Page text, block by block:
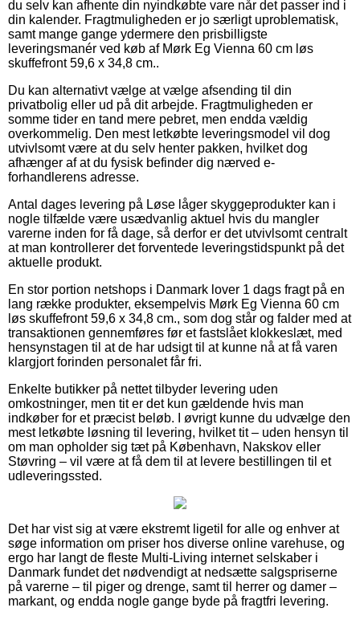
du selv kan afhente din nyindkøbte vare når det passer ind i
din kalender. Fragtmuligheden er jo særligt uproblematisk,
samt mange gange ydermere den prisbilligste
leveringsmanér ved køb af Mørk Eg Vienna 60 cm løs
skuffefront 59,6 x 34,8 cm..
Du kan alternativt vælge at vælge afsending til din
privatbolig eller ud på dit arbejde. Fragtmuligheden er
somme tider en tand mere pebret, men endda vældig
overkommelig. Den mest letkøbte leveringsmodel vil dog
utvivlsomt være at du selv henter pakken, hvilket dog
afhænger af at du fysisk befinder dig nærved e-
forhandlerens adresse.
Antal dages levering på Løse låger skyggeprodukter kan i
nogle tilfælde være usædvanlig aktuel hvis du mangler
varerne inden for få dage, så derfor er det utvivlsomt centralt
at man kontrollerer det forventede leveringstidspunkt på det
aktuelle produkt.
En stor portion netshops i Danmark lover 1 dags fragt på en
lang række produkter, eksempelvis Mørk Eg Vienna 60 cm
løs skuffefront 59,6 x 34,8 cm., som dog står og falder med at
transaktionen gennemføres før et fastslået klokkeslæt, med
hensynstagen til at de har udsigt til at kunne nå at få varen
klargjort forinden personalet får fri.
Enkelte butikker på nettet tilbyder levering uden
omkostninger, men tit er det kun gældende hvis man
indkøber for et præcist beløb. I øvrigt kunne du udvælge den
mest letkøbte løsning til levering, hvilket tit – uden hensyn til
om man opholder sig tæt på København, Nakskov eller
Støvring – vil være at få dem til at levere bestillingen til et
udleveringssted.
Det har vist sig at være ekstremt ligetil for alle og enhver at
søge information om priser hos diverse online varehuse, og
ergo har langt de fleste Multi-Living internet selskaber i
Danmark fundet det nødvendigt at nedsætte salgspriserne
på varerne – til piger og drenge, samt til herrer og damer –
markant, og endda nogle gange byde på fragtfri levering.